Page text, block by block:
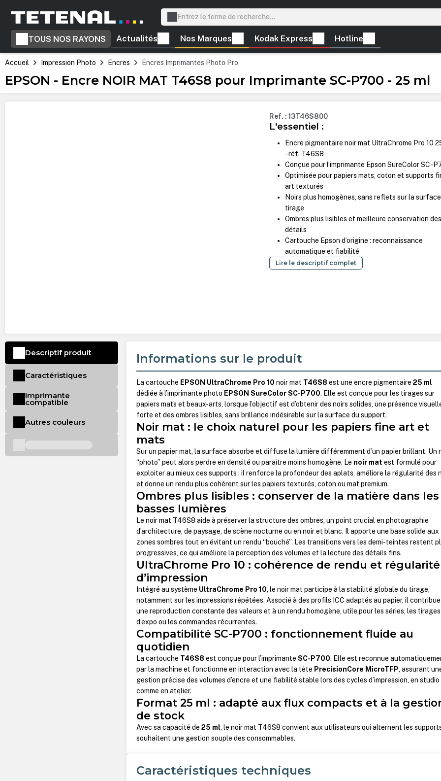
Passer à la navigation principale
TOUS NOS RAYONS Actualités Nos Marques Kodak Express Hotline
Accueil Impression Photo Encres Encres Imprimantes Photo Pro
EPSON - Encre NOIR MAT T46S8 pour Imprimante SC-P700 - 25 ml
Ref. : 13T46S800
L'essentiel :
Encre pigmentaire noir mat UltraChrome Pro 10
- réf. T46S8
Conçue pour l’imprimante Epson SureColor SC-
Optimisée pour papiers mats, coton et supports
art texturés
Noirs plus homogènes, sans reflets sur la
tirage
Ombres plus lisibles et meilleure conservation des
détails
Cartouche Epson d’origine : reconnaissance
automatique et fiabilité
Lire le descriptif complet
Informations sur le produit
La cartouche EPSON UltraChrome Pro 10 noir mat T46S8 est une encre pigmentaire25 ml
dédiée à l’imprimante photo EPSON SureColor SC-P700. Elle est conçue pour les tirages sur
papiers mats et beaux-arts, lorsque l’objectif est d’obtenir des noirs solides, une présence
forte et des ombres lisibles, sans brillance indésirable sur la surface du support.
Noir mat : le choix naturel pour les papiers fine art et
mats
Sur un papier mat, la surface absorbe et diffuse la lumière différemment d’un papier brillant. Un
“photo” peut alors perdre en densité ou paraître moins homogène. Le noir mat est formulé pour
exploiter au mieux ces supports : il renforce la profondeur des aplats, améliore la régularité des
et donne un rendu plus cohérent sur les papiers texturés, coton ou mat premium.
Ombres plus lisibles : conserver de la matière dans les
basses lumières
Le noir mat T46S8 aide à préserver la structure des ombres, un point crucial en photographie
d’architecture, de paysage, de scène nocturne ou en noir et blanc. Il apporte une base solide aux
zones sombres tout en évitant un rendu “bouché”. Les transitions vers les demi-teintes restent
progressives, ce qui améliore la perception des volumes et la lecture des détails fins.
UltraChrome Pro 10 : cohérence de rendu et régularité
d’impression
Intégré au système UltraChrome Pro 10, le noir mat participe à la stabilité globale du tirage,
notamment sur les impressions répétées. Associé à des profils ICC adaptés au papier, il contribue
une reproduction constante des valeurs et à un rendu homogène, utile pour les séries, les tirages
d’expo ou les commandes récurrentes.
Compatibilité SC-P700 : fonctionnement fluide au
quotidien
La cartouche T46S8 est conçue pour l’imprimanteSC-P700. Elle est reconnue
par la machine et fonctionne en interaction avec la tête PrecisionCore MicroTFP, assurant
gestion précise des volumes d’encre et une fiabilité stable lors des cycles d’impression, en studio
comme en atelier.
Format 25 ml : adapté aux flux compacts et à la
de stock
Avec sa capacité de25 ml, le noir mat T46S8 convient aux utilisateurs qui alternent les
souhaitent une gestion souple des consommables.
Caractéristiques techniques
Descriptif produit
Caractéristiques
Imprimante
compatible
Autres couleurs